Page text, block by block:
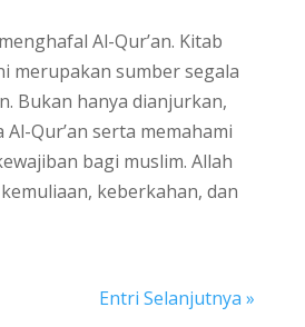
Al-Qur’an. Kitab
merupakan sumber segala
Bukan hanya dianjurkan,
Al-Qur’an serta memahami
bagi muslim. Allah
keberkahan, dan
Entri Selanjutnya »